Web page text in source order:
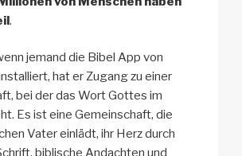
.
jemand die Bibel App von
hat er Zugang zu einer
bei der das Wort Gottes im
Es ist eine Gemeinschaft, die
Vater einlädt, ihr Herz durch
biblische Andachten und